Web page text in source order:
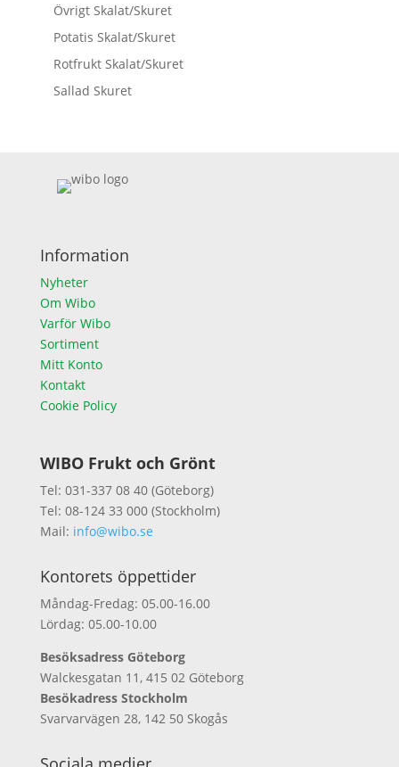
Övrigt Skalat/Skuret
Potatis Skalat/Skuret
Rotfrukt Skalat/Skuret
Sallad Skuret
Information
Nyheter
Om Wibo
Varför Wibo
Sortiment
Mitt Konto
Kontakt
Cookie Policy
WIBO Frukt och Grönt
Tel: 031-337 08 40 (Göteborg)
Tel: 08-124 33 000 (Stockholm)
Mail: info@wibo.se
Kontorets öppettider
Måndag-Fredag: 05.00-16.00
Lördag: 05.00-10.00
Besöksadress Göteborg
Walckesgatan 11, 415 02 Göteborg
Besökadress Stockholm
Svarvarvägen 28, 142 50 Skogås